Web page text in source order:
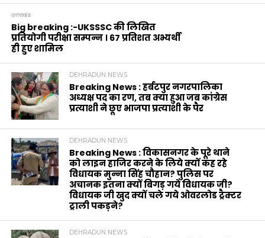
उत्तराखंड
Big breaking :-UKSSSC की लिखित
प्रतियोगी परीक्षा सम्पन्न । 67 प्रतिशत अभ्यर्थी
ही हुए शामिल
DEHRADUN NEWS
Breaking News : हर्बटपुर नगरपालिका
अध्यक्ष पद का रण, तब क्या हुआ जब कांग्रेस
प्रत्याशी ने छूए भाजपा प्रत्याशी के पैर
DEHRADUN NEWS
Breaking News : विकासनगर के पूरे थाने
को लाइन हाजिर करने के लिये क्यों कह रहे
विधायक मुन्ना सिंह चौहान? पुलिस पर
अचानक इतना क्यों बिगड़ गये विधायक जी?
विधायक जी खुद क्यों चले गये ओवरलोड ट्रैक्टर
ट्राली पकड़ने?
DEHRADUN NEWS